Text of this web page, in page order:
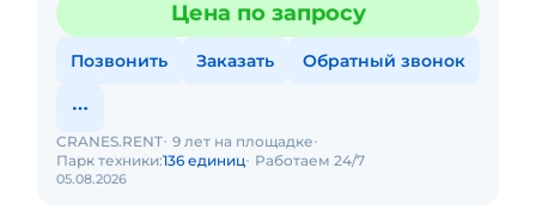
Цена по запросу
Позвонить Заказать Обратный звонок
05.08.2026
CRANES.RENT 9 лет на площадке
Парк техники:136 единиц Работаем 24/7